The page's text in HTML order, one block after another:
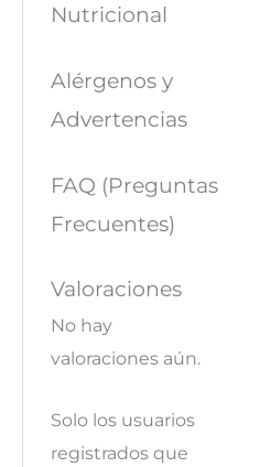
Nutricional
Alérgenos y
Advertencias
FAQ (Preguntas
Frecuentes)
Valoraciones
No hay
valoraciones aún.
Solo los usuarios
registrados que